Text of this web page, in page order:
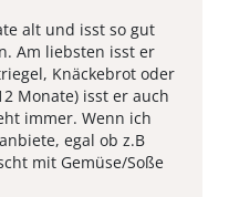
alt und isst so gut
Am liebsten isst er
Knäckebrot oder
Monate) isst er auch
immer. Wenn ich
egal ob z.B
mit Gemüse/Soße